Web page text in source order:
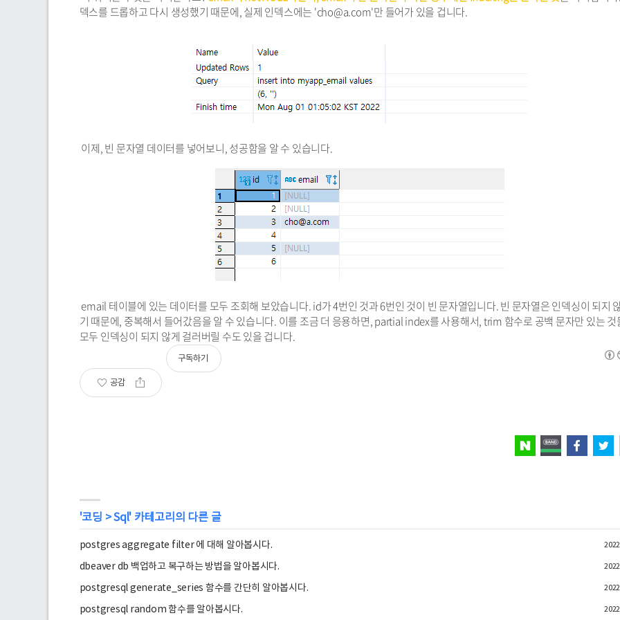
덱스를 드롭하고 다시 생성했기 때문에, 실제 인덱스에는 'cho@a.com'만 들어가 있을 겁니다.
이제, 빈 문자열 데이터를 넣어보니, 성공함을 알 수 있습니다.
email 테이블에 있는 데이터를 모두 조회해 보았습니다. id가 4번인 것과 6번인 것이 빈 문자열입니다. 빈 문자열은 인덱싱이 되지
기 때문에, 중복해서 들어갔음을 알 수 있습니다. 이를 조금 더 응용하면, partial index를 사용해서, trim 함수로 공백 문자만 있는 것
모두 인덱싱이 되지 않게 걸러버릴 수도 있을 겁니다.
공감
구독하기
'코딩 >Sql' 카테고리의 다른 글
postgres aggregate filter 에 대해 알아봅시다.
dbeaver db 백업하고 복구하는 방법을 알아봅시다.
postgresql generate_series 함수를 간단히 알아봅시다.
postgresql random 함수를 알아봅시다.